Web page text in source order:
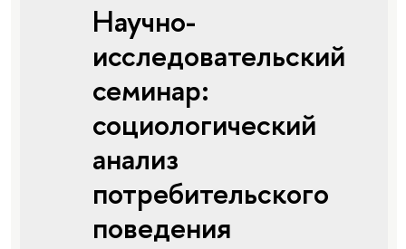
Научно-
исследовательский
семинар:
социологический
анализ
потребительского
поведения